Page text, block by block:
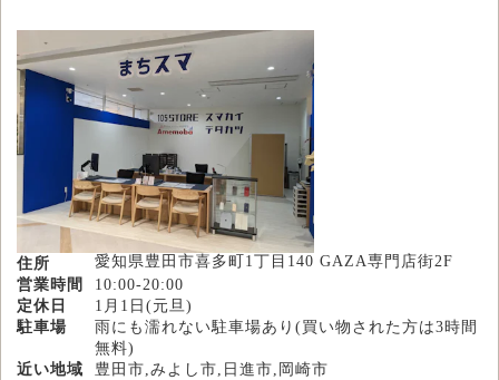
住所
愛知県豊田市喜多町1丁目140 GAZA専門店街2F
営業時間
10:00-20:00
定休日
1月1日(元旦)
駐車場
雨にも濡れない駐車場あり(買い物された方は3時間
無料)
近い地域
豊田市,みよし市,日進市,岡崎市